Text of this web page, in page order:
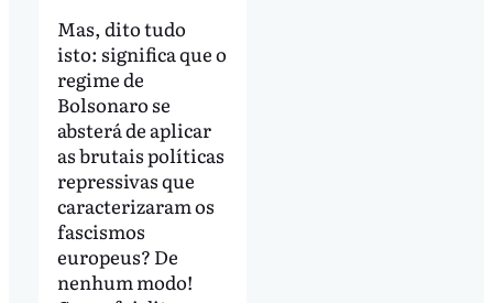
Mas, dito tudo
isto: significa que o
regime de
Bolsonaro se
absterá de aplicar
as brutais políticas
repressivas que
caracterizaram os
fascismos
europeus? De
nenhum modo!